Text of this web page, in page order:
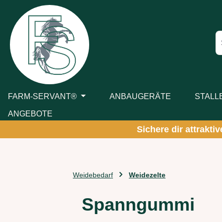
Hauptinhalt springen
Zur Suche springen
Zur Hauptnavigation springen
FARM-SERVANT® ANBAUGERÄTE
ANGEBOTE
Sichere dir
Weidebedarf Weidezelte
Spanngummi